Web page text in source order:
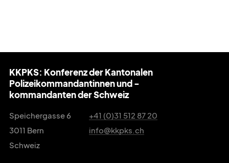
KKPKS: Konferenz der Kantonalen
Polizeikommandantinnen und -
kommandanten der Schweiz
Speichergasse 6
3011 Bern
Schweiz
+41 (0)31 512 87 20
info@kkpks.ch